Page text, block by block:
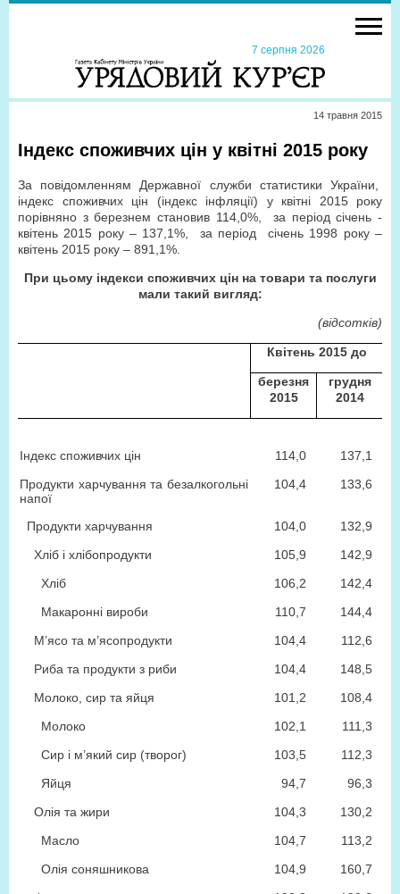
7 серпня 2026
14 травня 2015
Індекс споживчих цін у квітні 2015 року
За повідомленням Державної служби статистики України,
індекс споживчих цін (індекс інфляції) у квітні 2015 року
порівняно з березнем становив 114,0%,
за період січень -
квітень 2015 року – 137,1%,
за період
січень 1998 року –
квітень 2015 року – 891,1%.
При цьому індекси споживчих цін на товари та послуги
мали такий вигляд:
(відсотків)
Квітень 2015 до
березня
2015
грудня
2014
Індекс споживчих цін 114,0
137,1
Продукти харчування та безалкогольні
напої
104,4 133,6
Продукти харчування 104,0
132,9
Хліб і хлібопродукти
105,9
142,9
Хліб
106,2
142,4
Макаронні вироби
110,7
144,4
М’ясо та м’ясопродукти
104,4
112,6
Риба та продукти з риби
104,4
148,5
Молоко, сир та яйця
101,2
108,4
Молоко
102,1
111,3
Сир і м’який сир (творог)
103,5
112,3
Яйця
94,7
96,3
Олія та жири
104,3
130,2
Масло
104,7
113,2
Олія соняшникова
104,9
160,7